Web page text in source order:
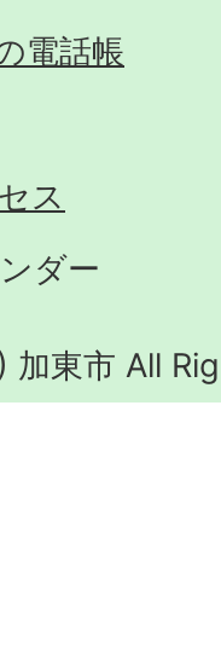
電話帳
ス
ダー
東市 All